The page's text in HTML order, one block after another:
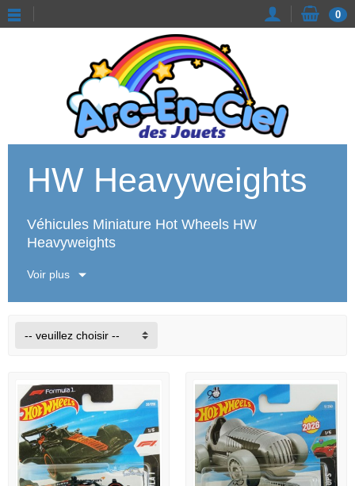
0
HW Heavyweights
Véhicules Miniature Hot Wheels HW
Heavyweights
Voir plus
-- veuillez choisir --